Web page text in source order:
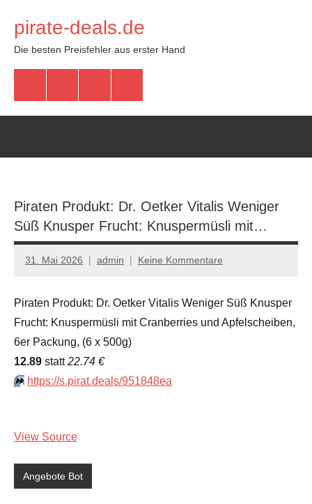
Inhalt
springen
pirate-deals.de
Die besten Preisfehler aus erster Hand
Piraten Produkt: Dr. Oetker Vitalis Weniger
Süß Knusper Frucht: Knuspermüsli mit…
31. Mai 2026 admin Keine Kommentare
Piraten Produkt: Dr. Oetker Vitalis Weniger Süß Knusper
Frucht: Knuspermüsli mit Cranberries und Apfelscheiben,
6er Packung, (6 x 500g)
12.89 statt22.74 €
⏩️ https://s.pirat.deals/951848ea
View Source
Angebote Bot